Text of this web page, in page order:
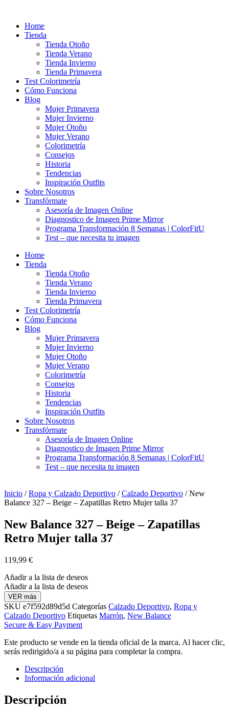
contenidoHome
Tienda
Tienda Otoño
Tienda Verano
Tienda Invierno
Tienda Primavera
Test Colorimetría
Cómo Funciona
Blog
Mujer Primavera
Mujer Invierno
Mujer Otoño
Mujer Verano
Colorimetría
Consejos
Historia
Tendencias
Inspiración Outfits
Sobre Nosotros
Transfórmate
Asesoría de Imagen Online
Diagnostico de Imagen Prime Mirror
Programa Transformación 8 Semanas | ColorFitU
Test – que necesita tu imagen
Home
Tienda
Tienda Otoño
Tienda Verano
Tienda Invierno
Tienda Primavera
Test Colorimetría
Cómo Funciona
Blog
Mujer Primavera
Mujer Invierno
Mujer Otoño
Mujer Verano
Colorimetría
Consejos
Historia
Tendencias
Inspiración Outfits
Sobre Nosotros
Transfórmate
Asesoría de Imagen Online
Diagnostico de Imagen Prime Mirror
Programa Transformación 8 Semanas | ColorFitU
Test – que necesita tu imagen
Inicio /Ropa y Calzado Deportivo /Calzado Deportivo / New
Balance 327 – Beige – Zapatillas Retro Mujer talla 37
New Balance 327 – Beige – Zapatillas
Retro Mujer talla 37
119,99 €
Añadir a la lista de deseos
Añadir a la lista de deseos
VER más
SKU e7f592d89d5d Categorías Calzado Deportivo, Ropa y
Calzado Deportivo Etiquetas Marrón, New Balance
Secure & Easy Payment
Este producto se vende en la tienda oficial de la marca. Al hacer clic,
serás redirigido/a a su página para completar la compra.
Descripción
Información adicional
Descripción